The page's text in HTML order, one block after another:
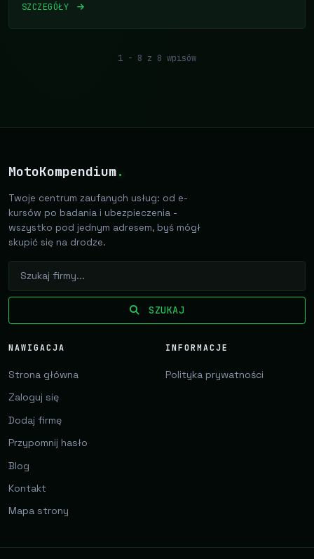
SZCZEGÓŁY
1 - 8 z 8 wpisów
MotoKompendium.
Twoje centrum zaufanych usług: od e-
kursów po badania i ubezpieczenia -
wszystko pod jednym adresem, byś mógł
skupić się na drodze.
SZUKAJ
NAWIGACJA
Strona główna
Zaloguj się
Dodaj firmę
Przypomnij hasło
Blog
Kontakt
Mapa strony
INFORMACJE
Polityka prywatności